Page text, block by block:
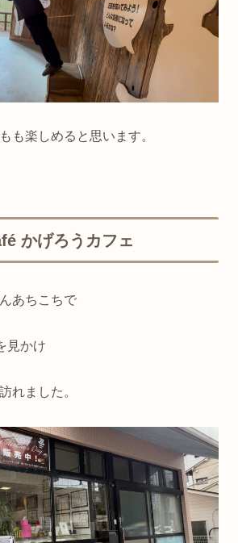
も楽しめると思います。
かげろうカフェ
あちこちで
見かけ
れました。